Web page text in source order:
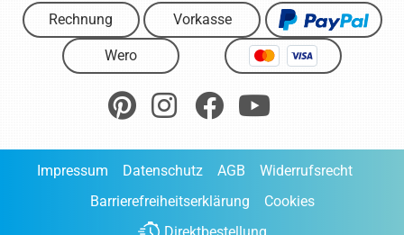
Rechnung Vorkasse
Wero
Impressum Datenschutz AGB
Widerrufsrecht
Barrierefreiheitserklärung
Cookies